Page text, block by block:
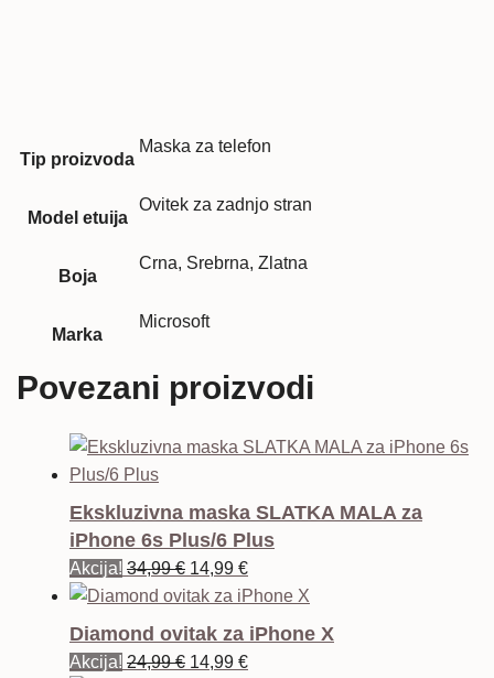
Tip proizvoda
Maska za telefon
Model etuija
Ovitek za zadnjo stran
Boja
Crna, Srebrna, Zlatna
Marka
Microsoft
Povezani proizvodi
Ekskluzivna maska SLATKA MALA za
iPhone 6s Plus/6 Plus
Akcija! 34,99€ Izvorna
cijena
bila
14,99 €Trenutna
cijena
je:
Diamond ovitak za iPhone X
Akcija! 24,99€ Izvorna
14,99 €Trenutna